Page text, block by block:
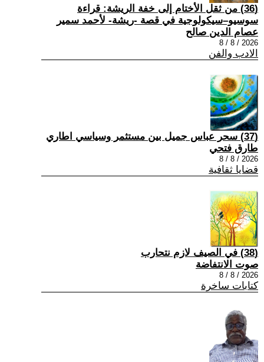
(36) من ثقل الأختام إلى خفة الريشة: قراءة
سوسيو–سيكولوجية في قصة -ريشة- لأحمد سمير
عصام الدين صالح
2026 / 8 / 8
الادب والفن
(37) سحر عباس جميل بين مستثمر وسياسي اطاري
طارق فتحي
2026 / 8 / 8
قضايا ثقافية
(38) في الصيف لازم نتحارب
صوت الانتفاضة
2026 / 8 / 8
كتابات ساخرة